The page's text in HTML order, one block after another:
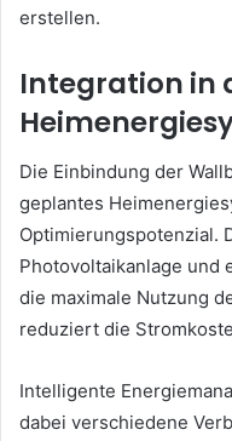
erstellen.
Integration in
Die Einbindung der
geplantes
Optimierungspotenzial.
Photovoltaikanlage und
die maximale Nutzung
reduziert die
Intelligente
dabei verschiedene